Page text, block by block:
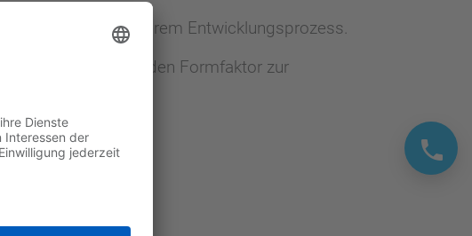
Sie in Ihrem Entwicklungsprozess.
zu bedienenden Formfaktor zur